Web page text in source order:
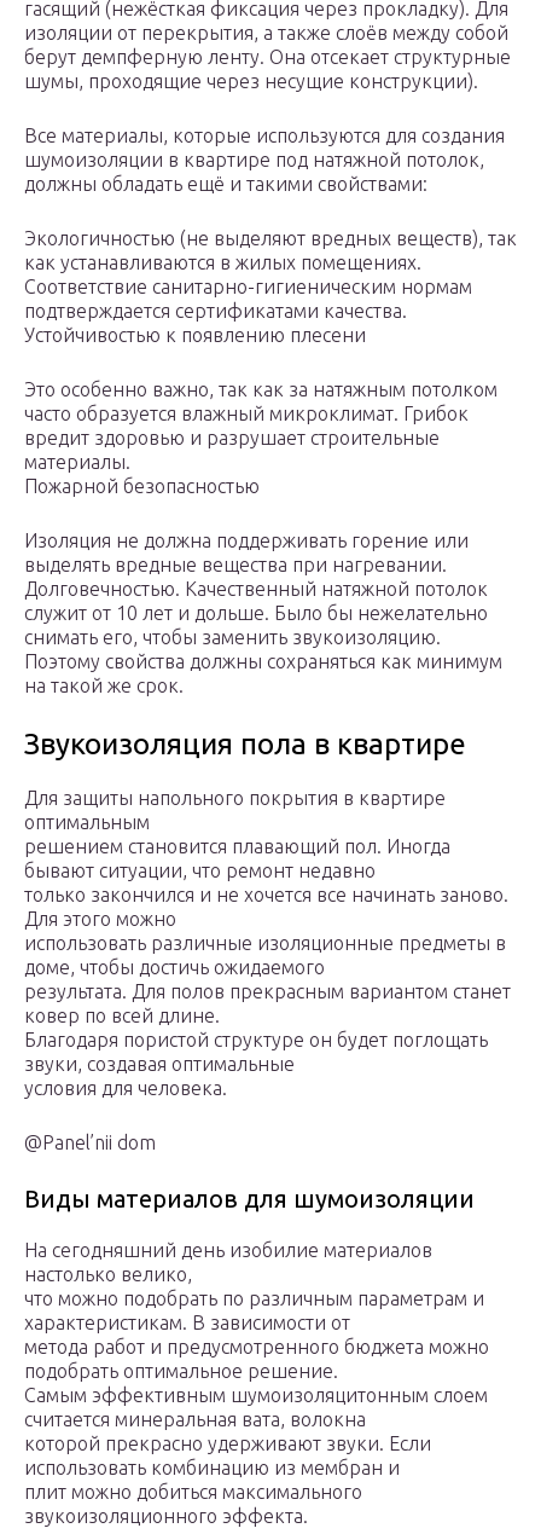
гасящий (нежёсткая фиксация через прокладку). Для
изоляции от перекрытия, а также слоёв между собой
берут демпферную ленту. Она отсекает структурные
шумы, проходящие через несущие конструкции).
Все материалы, которые используются для создания
шумоизоляции в квартире под натяжной потолок,
должны обладать ещё и такими свойствами:
Экологичностью (не выделяют вредных веществ), так
как устанавливаются в жилых помещениях.
Соответствие санитарно-гигиеническим нормам
подтверждается сертификатами качества.
Устойчивостью к появлению плесени
Это особенно важно, так как за натяжным потолком
часто образуется влажный микроклимат. Грибок
вредит здоровью и разрушает строительные
материалы.
Пожарной безопасностью
Изоляция не должна поддерживать горение или
выделять вредные вещества при нагревании.
Долговечностью. Качественный натяжной потолок
служит от 10 лет и дольше. Было бы нежелательно
снимать его, чтобы заменить звукоизоляцию.
Поэтому свойства должны сохраняться как минимум
на такой же срок.
Звукоизоляция пола в квартире
Для защиты напольного покрытия в квартире
оптимальным
решением становится плавающий пол. Иногда
бывают ситуации, что ремонт недавно
только закончился и не хочется все начинать заново.
Для этого можно
использовать различные изоляционные предметы в
доме, чтобы достичь ожидаемого
результата. Для полов прекрасным вариантом станет
ковер по всей длине.
Благодаря пористой структуре он будет поглощать
звуки, создавая оптимальные
условия для человека.
@Panel’nii dom
Виды материалов для шумоизоляции
На сегодняшний день изобилие материалов
настолько велико,
что можно подобрать по различным параметрам и
характеристикам. В зависимости от
метода работ и предусмотренного бюджета можно
подобрать оптимальное решение.
Самым эффективным шумоизоляцитонным слоем
считается минеральная вата, волокна
которой прекрасно удерживают звуки. Если
использовать комбинацию из мембран и
плит можно добиться максимального
звукоизоляционного эффекта.